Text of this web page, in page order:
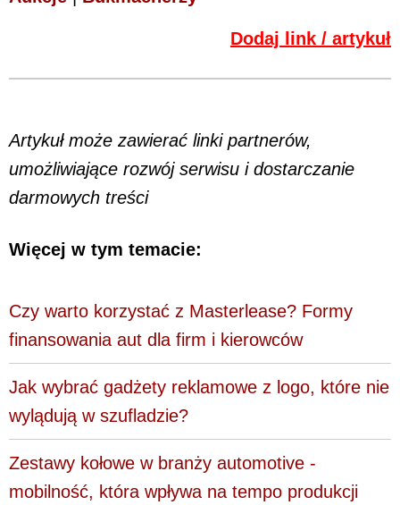
Dodaj link / artykuł
Artykuł może zawierać linki partnerów,
umożliwiające rozwój serwisu i dostarczanie
darmowych treści
Więcej w tym temacie:
Czy warto korzystać z Masterlease? Formy
finansowania aut dla firm i kierowców
Jak wybrać gadżety reklamowe z logo, które nie
wylądują w szufladzie?
Zestawy kołowe w branży automotive -
mobilność, która wpływa na tempo produkcji